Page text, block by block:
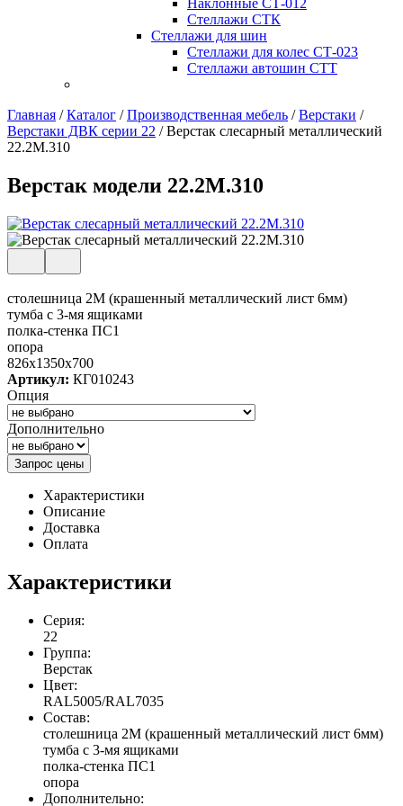
Наклонные СТ-012
Стеллажи СТК
Стеллажи для шин
Стеллажи для колес СТ-023
Стеллажи автошин СТТ
Главная /Каталог /Производственная мебель /Верстаки /
Верстаки ДВК серии 22 /Верстак слесарный металлический
22.2М.310
Верстак модели 22.2М.310
столешница 2М (крашенный металлический лист 6мм)
тумба с 3-мя ящиками
полка-стенка ПС1
опора
826x1350x700
Артикул: КГ010243
Опция
Дополнительно
Запрос цены
Характеристики
Описание
Доставка
Оплата
Характеристики
Серия:
22
Группа:
Верстак
Цвет:
RAL5005/RAL7035
Состав:
столешница 2М (крашенный металлический лист 6мм)
тумба с 3-мя ящиками
полка-стенка ПС1
опора
Дополнительно: